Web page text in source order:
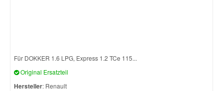
Für DOKKER 1.6 LPG, Express 1.2 TCe 115...
Original Ersatzteil
Hersteller: Renault
Smart Ersatzteile